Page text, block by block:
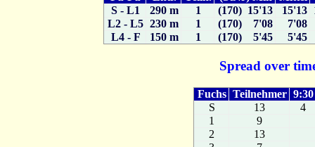
S - L1
290 m 1 (170) 15'13 15'13
L2 - L5 230 m 1 (170) 7'08
7'08
L4 - F
150 m 1 (170) 5'45 5'45
Spread over
Fuchs Teilnehmer 9:30
S
13
4
1
9
2
13